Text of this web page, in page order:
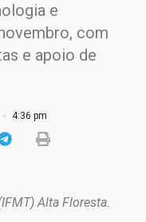
e
com
e apoio de
4:36 pm
Alta Floresta.